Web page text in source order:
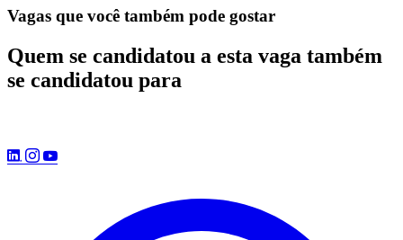
Vagas que você também pode gostar
Quem se candidatou a esta vaga também
se candidatou para